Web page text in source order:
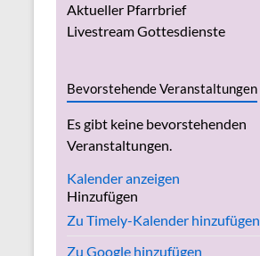
Aktueller Pfarrbrief
Livestream Gottesdienste
Bevorstehende Veranstaltungen
Es gibt keine bevorstehenden
Veranstaltungen.
Kalender anzeigen
Hinzufügen
Zu Timely-Kalender hinzufügen
Zu Google hinzufügen